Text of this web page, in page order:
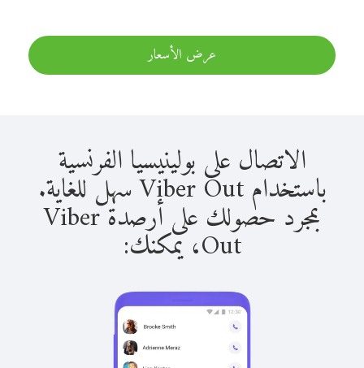
عرض الأسعار
الاتصال على بولينيسيا الفرنسية
باستخدام Viber Out سهل للغاية.
بمجرد حصولك على أرصدة Viber
Out، يمكنك: